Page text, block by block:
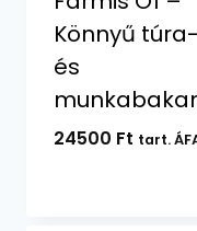
Könnyű túra-
és
24500 Ft tart.